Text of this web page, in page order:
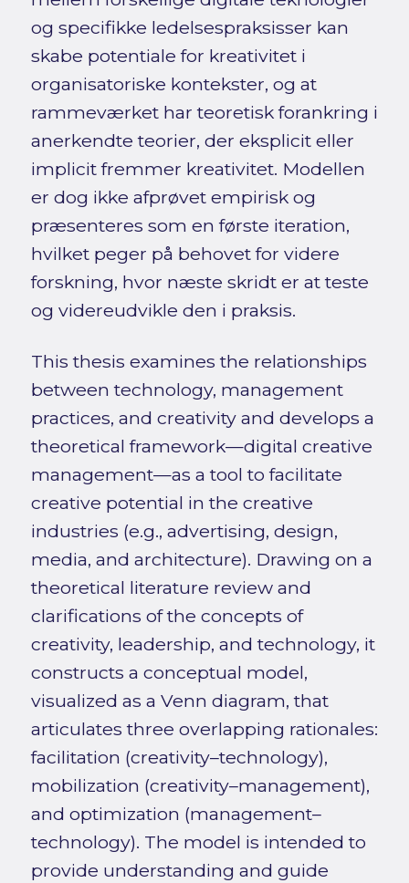
og specifikke ledelsespraksisser kan
skabe potentiale for kreativitet i
organisatoriske kontekster, og at
rammeværket har teoretisk forankring i
anerkendte teorier, der eksplicit eller
implicit fremmer kreativitet. Modellen
er dog ikke afprøvet empirisk og
præsenteres som en første iteration,
hvilket peger på behovet for videre
forskning, hvor næste skridt er at teste
og videreudvikle den i praksis.
This thesis examines the relationships
between technology, management
practices, and creativity and develops a
theoretical framework—digital creative
management—as a tool to facilitate
creative potential in the creative
industries (e.g., advertising, design,
media, and architecture). Drawing on a
theoretical literature review and
clarifications of the concepts of
creativity, leadership, and technology, it
constructs a conceptual model,
visualized as a Venn diagram, that
articulates three overlapping rationales:
facilitation (creativity–technology),
mobilization (creativity–management),
and optimization (management–
technology). The model is intended to
provide understanding and guide